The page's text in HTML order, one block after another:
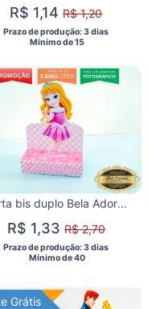
R$ 1,14R$ 1,20
Prazo de produção: 3 dias
  Mínimo de 15
Porta bis duplo Bela Adormecida
R$ 1,33R$ 2,70
Prazo de produção: 3 dias
  Mínimo de 40
Grátis
Grátis